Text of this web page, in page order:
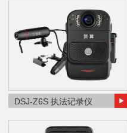
DSJ-Z6S 执法记录仪